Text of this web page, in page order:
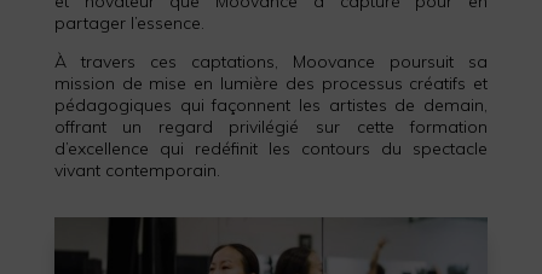
partager l’essence.
À travers ces captations, Moovance poursuit sa
mission de mise en lumière des processus créatifs et
pédagogiques qui façonnent les artistes de demain,
offrant un regard privilégié sur cette formation
d’excellence qui redéfinit les contours du spectacle
vivant contemporain.